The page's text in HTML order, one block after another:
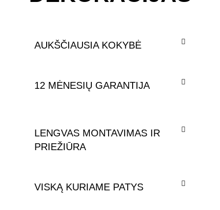
AUKŠČIAUSIA KOKYBĖ
12 MĖNESIŲ GARANTIJA
LENGVAS MONTAVIMAS IR
PRIEŽIŪRA
VISKĄ KURIAME PATYS